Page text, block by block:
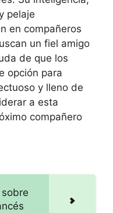
pelaje
en compañeros
un fiel amigo
de que los
opción para
y lleno de
a esta
compañero